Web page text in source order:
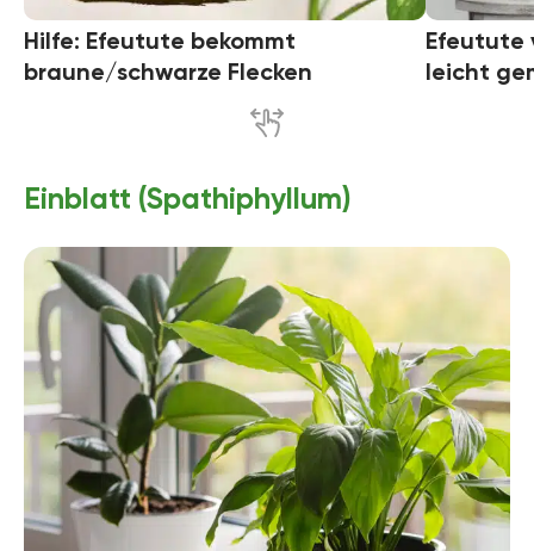
Hilfe: Efeutute bekommt
braune/schwarze Flecken
Efeutute
leicht
Einblatt (Spathiphyllum)